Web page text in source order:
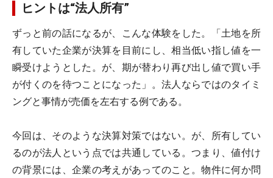
ヒントは“法人所有”
ずっと前の話になるが、こんな体験をした。「土地を所
有していた企業が決算を目前にし、相当低い指し値を一
瞬受けようとした。が、期が替わり再び出し値で買い手
が付くのを待つことになった」。法人ならではのタイミ
ングと事情が売価を左右する例である。
今回は、そのような決算対策ではない。が、所有してい
るのが法人という点では共通している。つまり、値付け
の背景には、企業の考えがあってのこと。物件に何か問